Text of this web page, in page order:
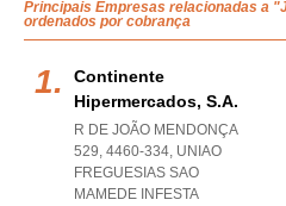
Principais Empresas relacionadas a
ordenados por cobrança
Continente
Hipermercados, S.a.
R DE JOÃO MENDONÇA
529, 4460-334, UNIAO
FREGUESIAS SAO
MAMEDE INFESTA